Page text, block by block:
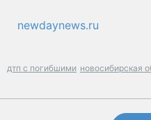
newdaynews.ru
дтп с погибшими новосибирская